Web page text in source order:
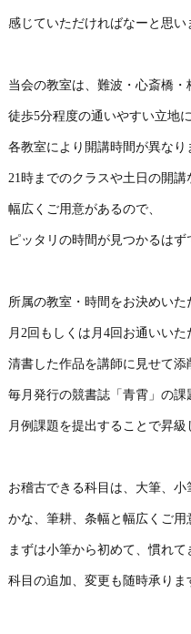
感じていただければなーと思い
当会の教室は、難波・心斎橋・
徒歩5分程度の通いやすい立地
各教室により開講時間が異なり
21時までのクラスや土日の開講
幅広くご用意があるので、
ピッタリの時間が見つかるはず
所属の教室・時間をお決めいた
月2回もしくは月4回お通いいた
清書した作品を講師に見せて添
毎月発行の競書誌「青霄」の課
月例課題を提出することで昇級
お稽古できる科目は、大筆、小
かな、筆耕、条幅と幅広くご
まずは小筆から初めて、慣れて
科目の追加、変更も随時承り